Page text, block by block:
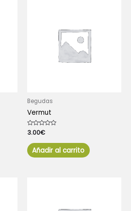
Begudas
Vermut
Valorado
con
de
5
3.00€
Añadir al carrito